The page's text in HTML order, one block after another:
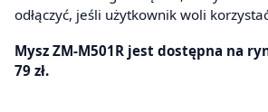
odłączyć, jeśli użytkownik woli
Mysz ZM-M501R jest dostępna na
79 zł.